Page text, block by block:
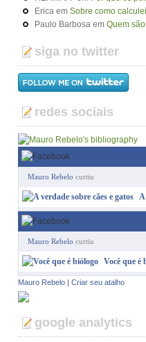
Erica em Sobre como
Paulo Barbosa em Quem
siga no twitter
redes sociais
Mauro Rebelo curtiu
A
Mauro Rebelo curtiu
Você que é
Mauro Rebelo | Criar seu atalho
google analytics